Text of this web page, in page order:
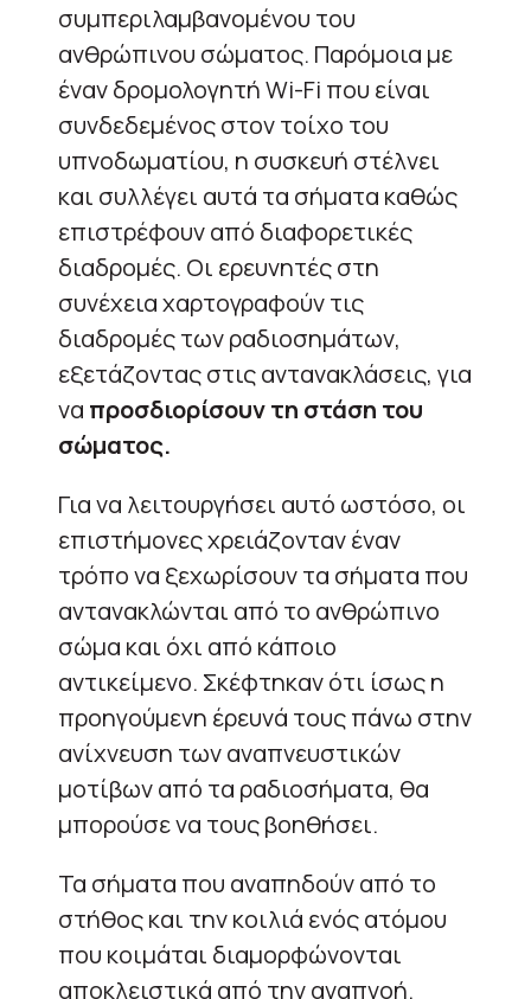
συμπεριλαμβανομένου του
ανθρώπινου σώματος. Παρόμοια με
έναν δρομολογητή Wi-Fi που είναι
συνδεδεμένος στον τοίχο του
υπνοδωματίου, η συσκευή στέλνει
και συλλέγει αυτά τα σήματα καθώς
επιστρέφουν από διαφορετικές
διαδρομές. Οι ερευνητές στη
συνέχεια χαρτογραφούν τις
διαδρομές των ραδιοσημάτων,
εξετάζοντας στις αντανακλάσεις, για
να προσδιορίσουν τη στάση του
σώματος.
Για να λειτουργήσει αυτό ωστόσο, οι
επιστήμονες χρειάζονταν έναν
τρόπο να ξεχωρίσουν τα σήματα που
αντανακλώνται από το ανθρώπινο
σώμα και όχι από κάποιο
αντικείμενο. Σκέφτηκαν ότι ίσως η
προηγούμενη έρευνά τους πάνω στην
ανίχνευση των αναπνευστικών
μοτίβων από τα ραδιοσήματα, θα
μπορούσε να τους βοηθήσει.
Τα σήματα που αναπηδούν από το
στήθος και την κοιλιά ενός ατόμου
που κοιμάται διαμορφώνονται
αποκλειστικά από την αναπνοή.